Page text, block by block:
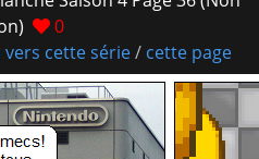
0
vers cette série/ cette page